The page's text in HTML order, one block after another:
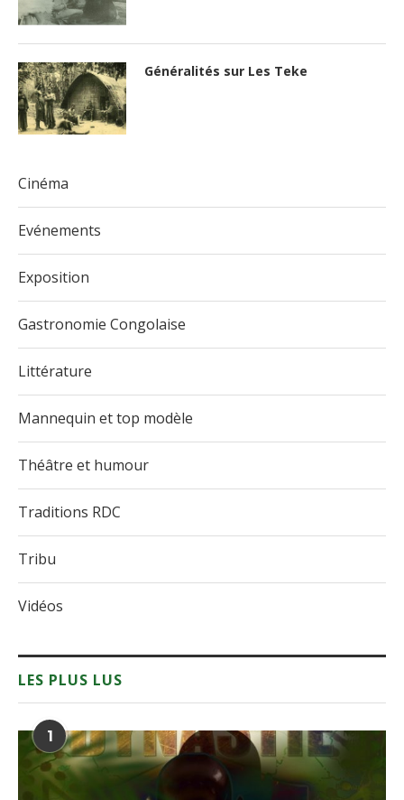
Généralités sur Les Teke
Cinéma
Evénements
Exposition
Gastronomie Congolaise
Littérature
Mannequin et top modèle
Théâtre et humour
Traditions RDC
Tribu
Vidéos
LES PLUS LUS
1